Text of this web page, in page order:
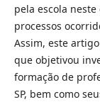
pela escola
processos
Assim, este
que objetivou
formação de
SP, bem como